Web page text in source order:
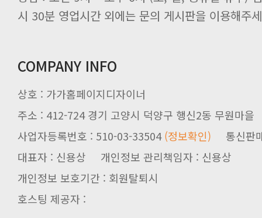
시 30분 영업시간 외에는 문의 게시판을 이용해주
COMPANY INFO
상호 : 가가홈페이지디자이너
주소 : 412-724 경기 고양시 덕양구 행신2동 무원마을
사업자등록번호 : 510-03-33504(정보확인) 통신판
대표자 : 신용상 개인정보 관리책임자 : 신용상
개인정보 보호기간 : 회원탈퇴시
호스팅 제공자 :